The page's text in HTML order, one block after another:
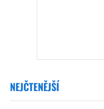
NEJČTENĚJŠÍ